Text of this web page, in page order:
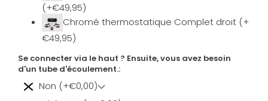
(+€49,95)
Chromé thermostatique Complet droit (+
€49,95)
Se connecter via le haut ? Ensuite, vous avez besoin
d'un tube d'écoulement.:
Non (+€0,00)